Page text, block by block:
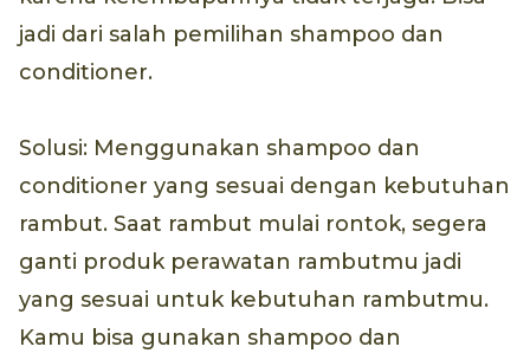
jadi dari salah pemilihan shampoo dan
conditioner.
Solusi: Menggunakan shampoo dan
conditioner yang sesuai dengan kebutuhan
rambut. Saat rambut mulai rontok, segera
ganti produk perawatan rambutmu jadi
yang sesuai untuk kebutuhan rambutmu.
Kamu bisa gunakan shampoo dan